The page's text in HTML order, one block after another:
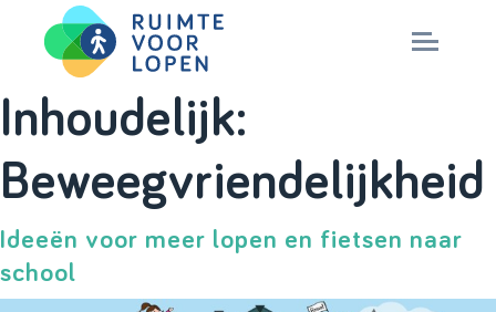
Skip
to
content
NIEUWS
Inhoudelijk:
Beweegvriendelijkheid
Ideeën voor meer lopen en fietsen naar
school